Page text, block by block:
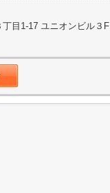
目1-17 ユニオンビル３F